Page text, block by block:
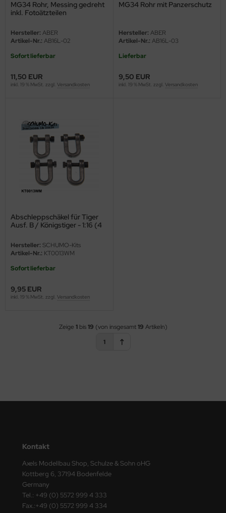
MG34 Rohr, Messing gedreht
inkl. Fotoätzteilen
Hersteller: ABER
Artikel-Nr.: AB16L-02
Sofort lieferbar
11,50 EUR
inkl. 19 % MwSt. zzgl. Versandkosten
MG34 Rohr mit Panzerschutz
Hersteller: ABER
Artikel-Nr.: AB16L-03
Lieferbar
9,50 EUR
inkl. 19 % MwSt. zzgl. Versandkosten
Abschleppschäkel für Tiger
Ausf. B / Königstiger - 1:16 (4
Hersteller: SCHUMO-Kits
Artikel-Nr.: KT0013WM
Sofort lieferbar
9,95 EUR
inkl. 19 % MwSt. zzgl. Versandkosten
Zeige 1bis19 (von insgesamt19 Artikeln)
1
Kontakt
Axels Modellbau Shop, Schulze & Sohn oHG
Kottberg 6, 37194 Bodenfelde
Germany
Tel.: +49 (0) 5572 999 4 333
Fax.:+49 (0) 5572 999 4 334